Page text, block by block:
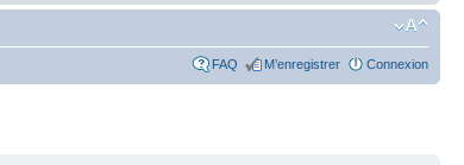
FAQ M’enregistrer Connexion